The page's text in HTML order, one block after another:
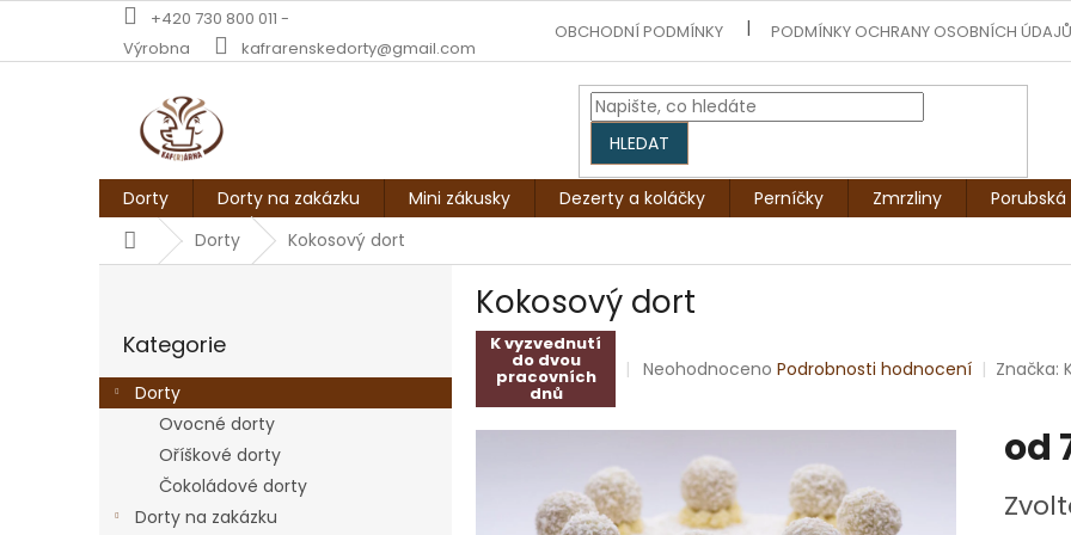
obsah
+420 730 800 011 -
Výrobna
kafrarenskedorty@gmail.com
OBCHODNÍ PODMÍNKY PODMÍNKY OCHRANY OSOBNÍCH ÚDAJŮ
HLEDAT
Dorty Dorty na zakázku Mini zákusky Dezerty a koláčky Perníčky Zmrzliny
DomůDorty Kokosový dort
r
a
kategorie
Kategorie
Dorty
Ovocné dorty
Oříškové dorty
Čokoládové dorty
Dorty na zakázku
Kokosový dort
K vyzvednutí
do dvou
pracovních
dnů
Průměrné
je
hvězdiček.
Neohodnoceno Podrobnosti hodnocení Značka:
od
cena: